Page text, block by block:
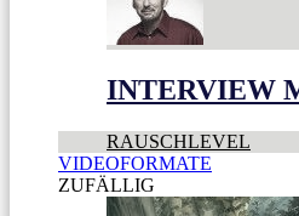
INTERVIEW
RAUSCHLEVEL
VIDEOFORMATE
ZUFÄLLIG